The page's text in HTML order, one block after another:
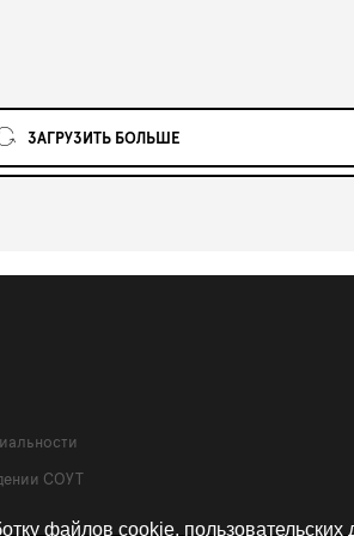
файлов cookie,
ЗАГРУЗИТЬ БОЛЬШЕ
СОУТ